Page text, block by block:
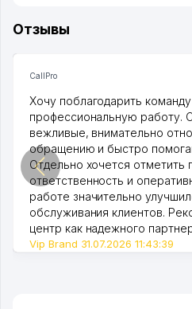
Отзывы
CallPro
Хочу поблагодарить
профессиональную работу.
вежливые, внимательно
обращению и быстро
Отдельно хочется отметить
ответственность и
работе значительно
обслуживания клиентов.
центр как надежного
Vip Brand 31.07.2026 11:43:39